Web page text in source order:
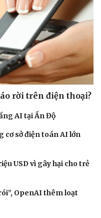
rời trên điện thoại?
AI tại Ấn Độ
cơ sở điện toán AI lớn
USD vì gây hại cho trẻ
OpenAI thêm loạt